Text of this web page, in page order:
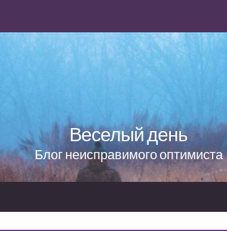
Веселый день
Блог неисправимого оптимиста